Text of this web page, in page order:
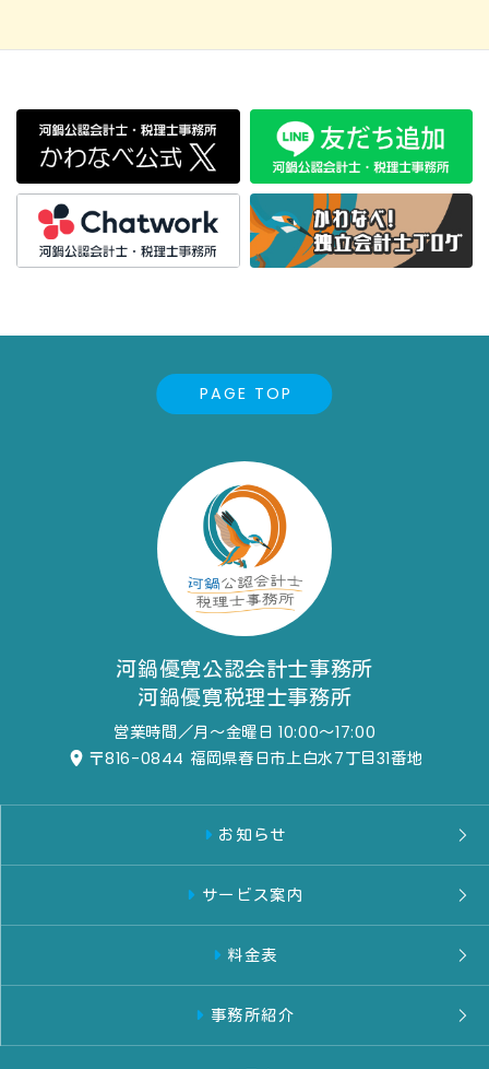
PAGE TOP
河鍋優寛公認会計士事務所
河鍋優寛税理士事務所
営業時間／月～金曜日 10:00～17:00
〒816-0844 福岡県春日市上白水7丁目31番地
お知らせ
サービス案内
料金表
事務所紹介